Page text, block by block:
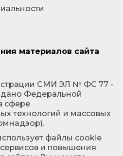
материалов сайта
СМИ ЭЛ № ФС 77 -
Федеральной
сфере
технологий и массовых
файлы cookie
и повышения